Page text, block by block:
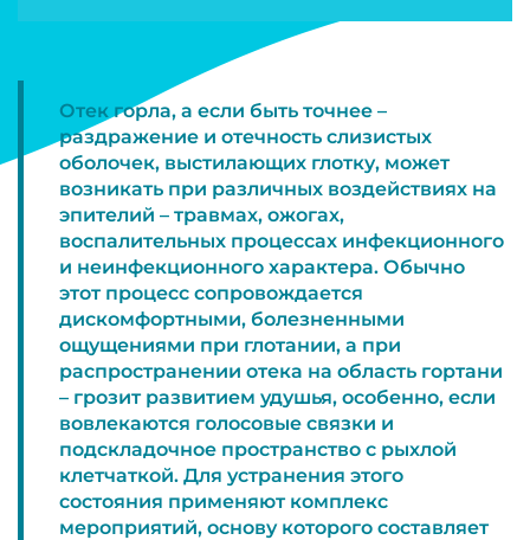
Отек горла, а если быть точнее –
раздражение и отечность слизистых
оболочек, выстилающих глотку, может
возникать при различных воздействиях на
эпителий – травмах, ожогах,
воспалительных процессах инфекционного
и неинфекционного характера. Обычно
этот процесс сопровождается
дискомфортными, болезненными
ощущениями при глотании, а при
распространении отека на область гортани
– грозит развитием удушья, особенно, если
вовлекаются голосовые связки и
подскладочное пространство с рыхлой
клетчаткой. Для устранения этого
состояния применяют комплекс
мероприятий, основу которого составляет